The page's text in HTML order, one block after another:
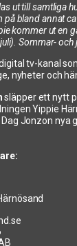
90 år!
ut till samtliga
bland annat
kommer ut en
Sommar- och
tv-kanal
nyheter och
släpper ett nytt
Yippie
Jonzon nya